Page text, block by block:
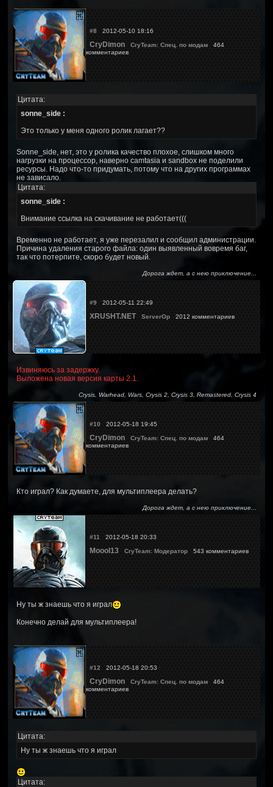
#8 2012-05-10 18:16
CryDimon CryTeam: Спец. по модам 464
комментариев
Цитата:
sonne_side :
Это только у меня одного ролик лагает??
Sonne_side, нет, это у ролика качество плохое, слишком много
нагрузки на процессор, наверно camtasia и sandbox не поделили
ресурсы. Надо что-то придумать, потому что на других программах
не зависало.
Цитата:
sonne_side :
Внимание ссылка на скачивание не работает(((
Временно не работает, я уже перезалил и сообщил администрации.
Причина удаления старого файла: один выявленный вовремя баг,
так что потерпите, скоро будет новый.
Дорога ждет, а с нею приключение...
#9 2012-05-11 22:49
XRUSHT.NET ServerOp 2012 комментариев
Извиняюсь за задержку.
Выложена новая версия карты 2.1.
Crysis, Warhead, Wars, Crysis 2, Crysis 3, Remastered, Crysis 4
#10 2012-05-18 19:45
CryDimon CryTeam: Спец. по модам 464
комментариев
Кто играл? Как думаете, для мультиплеера делать?
Дорога ждет, а с нею приключение...
#11 2012-05-18 20:33
Moool13 CryTeam: Модератор 543 комментариев
Ну ты ж знаешь что я играл
Конечно делай для мультиплеера!
#12 2012-05-18 20:53
CryDimon CryTeam: Спец. по модам 464
комментариев
Цитата:
Ну ты ж знаешь что я играл
Цитата: